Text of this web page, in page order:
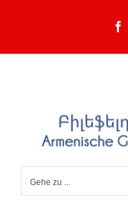
Gehe zu ...